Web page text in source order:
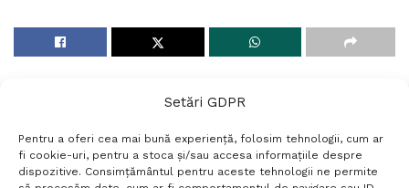
Setări GDPR
Pentru a oferi cea mai bună experiență, folosim tehnologii, cum ar
fi cookie-uri, pentru a stoca și/sau accesa informațiile despre
dispozitive. Consimțământul pentru aceste tehnologii ne permite